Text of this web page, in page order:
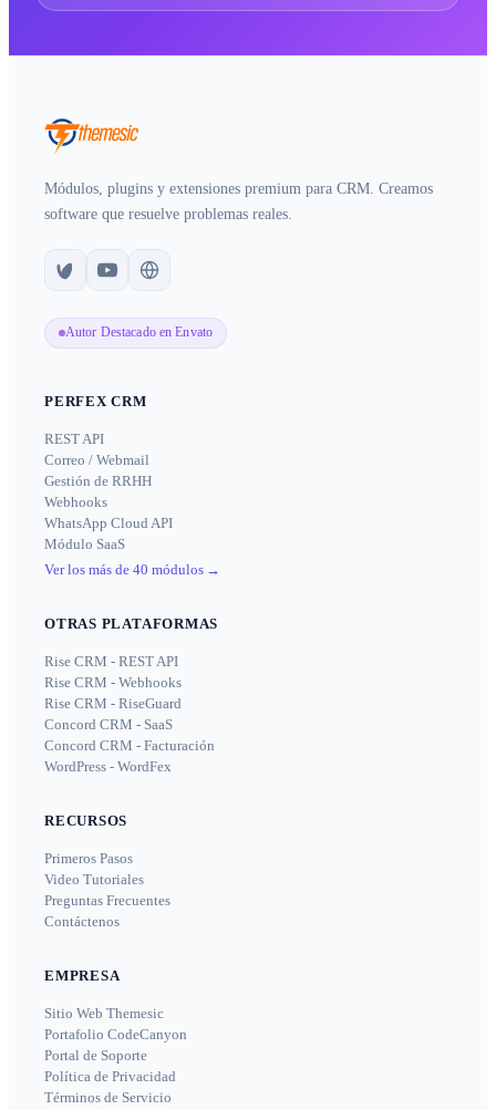
Módulos, plugins y extensiones premium para CRM. Creamos
software que resuelve problemas reales.
Autor Destacado en Envato
PERFEX CRM
REST API
Correo / Webmail
Gestión de RRHH
Webhooks
WhatsApp Cloud API
Módulo SaaS
Ver los más de 40 módulos →
OTRAS PLATAFORMAS
Rise CRM - REST API
Rise CRM - Webhooks
Rise CRM - RiseGuard
Concord CRM - SaaS
Concord CRM - Facturación
WordPress - WordFex
RECURSOS
Primeros Pasos
Video Tutoriales
Preguntas Frecuentes
Contáctenos
EMPRESA
Sitio Web Themesic
Portafolio CodeCanyon
Portal de Soporte
Política de Privacidad
Términos de Servicio